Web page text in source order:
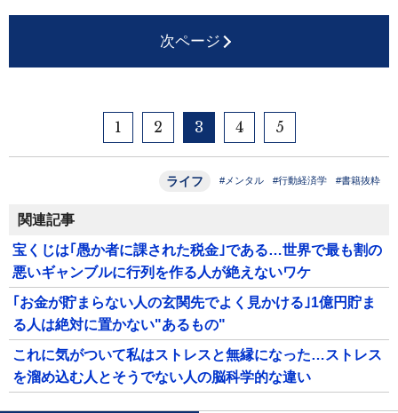
次ページ
1 2 3 4 5
ライフ #メンタル #行動経済学 #書籍抜粋
関連記事
宝くじは｢愚か者に課された税金｣である…世界で最も割の
悪いギャンブルに行列を作る人が絶えないワケ
｢お金が貯まらない人の玄関先でよく見かける｣1億円貯ま
る人は絶対に置かない"あるもの"
これに気がついて私はストレスと無縁になった…ストレス
を溜め込む人とそうでない人の脳科学的な違い